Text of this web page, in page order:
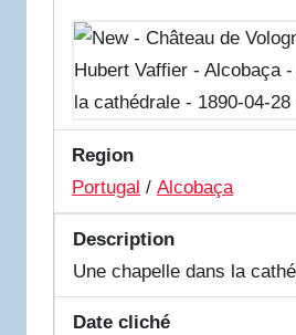
Region
Portugal / Alcobaça
Description
Une chapelle dans la
Date cliché